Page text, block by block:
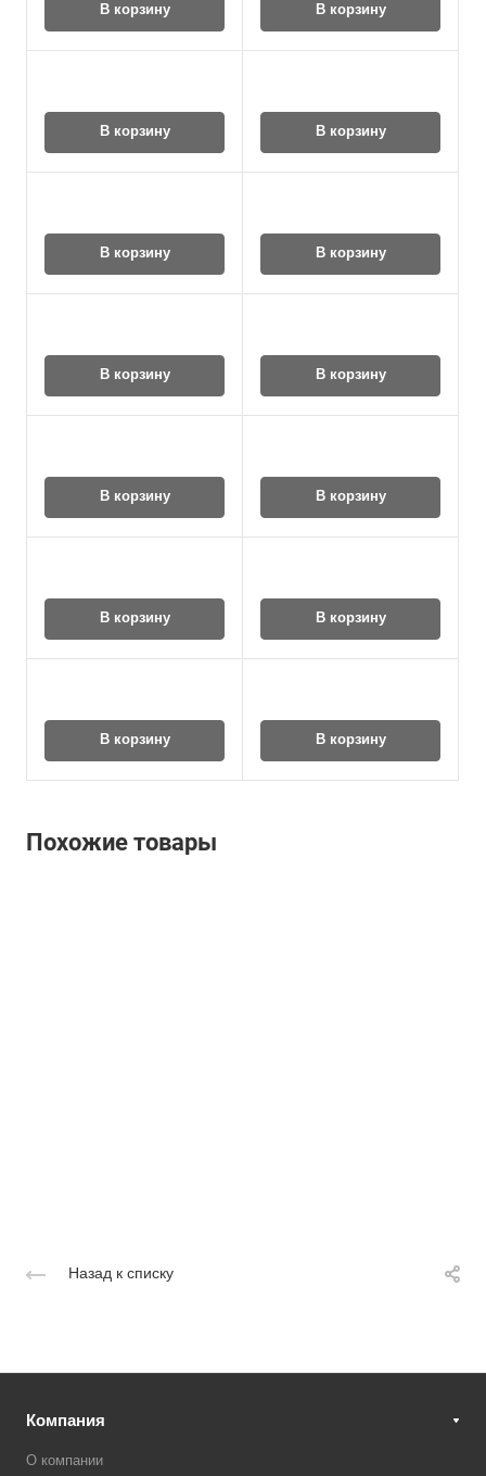
В корзину В корзину
В корзину В корзину
В корзину В корзину
В корзину В корзину
В корзину В корзину
В корзину В корзину
В корзину В корзину
Похожие товары
Назад к списку
Компания
О компании